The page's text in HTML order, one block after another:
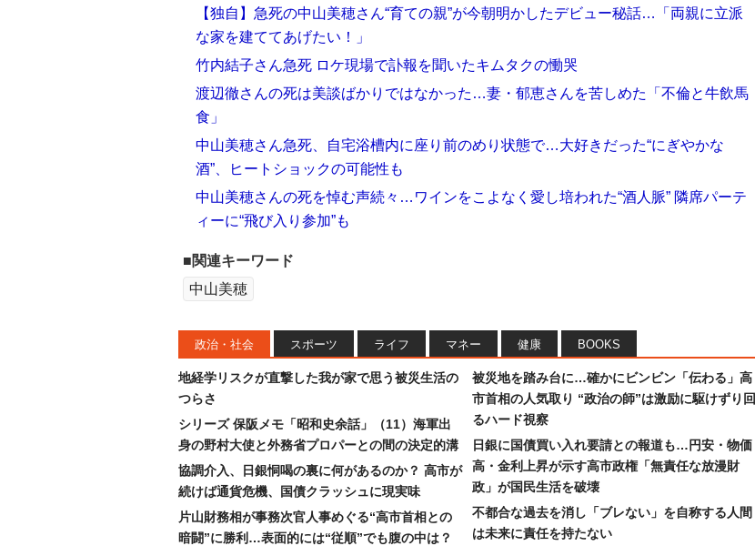
【独自】急死の中山美穂さん“育ての親”が今朝明かしたデビュー秘話…「両親に立派
な家を建ててあげたい！」
竹内結子さん急死 ロケ現場で訃報を聞いたキムタクの慟哭
渡辺徹さんの死は美談ばかりではなかった…妻・郁恵さんを苦しめた「不倫と牛飲馬
食」
中山美穂さん急死、自宅浴槽内に座り前のめり状態で…大好きだった“にぎやかな
酒”、ヒートショックの可能性も
中山美穂さんの死を悼む声続々…ワインをこよなく愛し培われた“酒人脈” 隣席パーテ
ィーに“飛び入り参加”も
■関連キーワード
中山美穂
政治・社会 スポーツ ライフ マネー 健康 BOOKS
地経学リスクが直撃した我が家で思う被災生活の
つらさ
シリーズ 保阪メモ「昭和史余話」（11）海軍出
身の野村大使と外務省プロパーとの間の決定的溝
協調介入、日銀恫喝の裏に何があるのか？ 高市が
続けば通貨危機、国債クラッシュに現実味
片山財務相が事務次官人事めぐる“高市首相との
暗闘”に勝利…表面的には“従順”でも腹の中は？
被災地を踏み台に…確かにビンビン「伝わる」高
市首相の人気取り “政治の師”は激励に駆けずり回
るハード視察
日銀に国債買い入れ要請との報道も…円安・物価
高・金利上昇が示す高市政権「無責任な放漫財
政」が国民生活を破壊
不都合な過去を消し「ブレない」を自称する人間
は未来に責任を持たない